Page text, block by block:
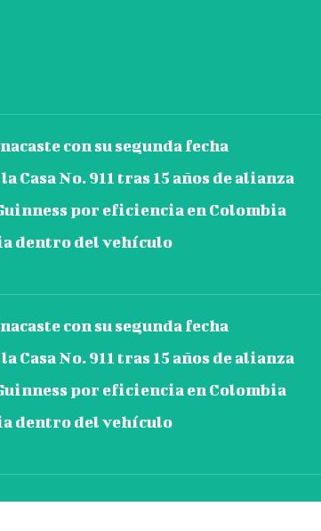
con su segunda fecha
No. 911 tras 15 años de alianza
por eficiencia en Colombia
dentro del vehículo
con su segunda fecha
No. 911 tras 15 años de alianza
por eficiencia en Colombia
dentro del vehículo